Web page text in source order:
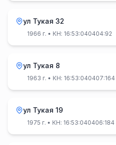
ул Тукая 32
1966 г. • КН: 16:53:040404:92
ул Тукая 8
1963 г. • КН: 16:53:040407:164
ул Тукая 19
1975 г. • КН: 16:53:040406:184